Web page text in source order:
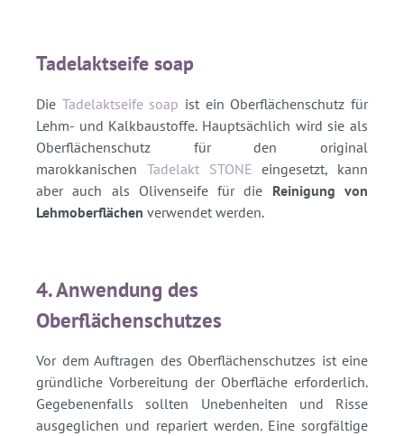
Tadelaktseife soap
Die Tadelaktseife soap ist ein Oberflächenschutz für
Lehm- und Kalkbaustoffe. Hauptsächlich wird sie als
Oberflächenschutz für den original
marokkanischen Tadelakt STONE eingesetzt, kann
aber auch als Olivenseife für die Reinigung von
Lehmoberflächen verwendet werden.
4. Anwendung des
Oberflächenschutzes
Vor dem Auftragen des Oberflächenschutzes ist eine
gründliche Vorbereitung der Oberfläche erforderlich.
Gegebenenfalls sollten Unebenheiten und Risse
ausgeglichen und repariert werden. Eine sorgfältige